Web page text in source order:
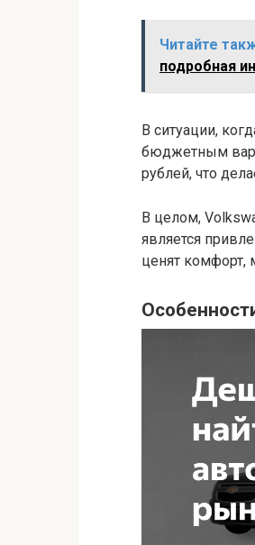
Читайте
подробная
В ситуации,
бюджетным
рублей, что
В целом,
является
ценят комфорт,